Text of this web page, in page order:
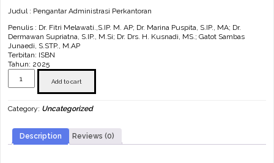
Judul : Pengantar Administrasi Perkantoran
Penulis : Dr. Fitri Melawati.,S.IP. M. AP; Dr. Marina Puspita, S.IP., MA; Dr.
Dermawan Supriatna, S.IP., M.Si; Dr. Drs. H. Kusnadi, MS.; Gatot Sambas
Junaedi, S.STP., M.AP
Terbitan: ISBN
Tahun: 2025
Pengantar
Administrasi
Perkantoran
Add to cart
Category: Uncategorized
Description Reviews (0)